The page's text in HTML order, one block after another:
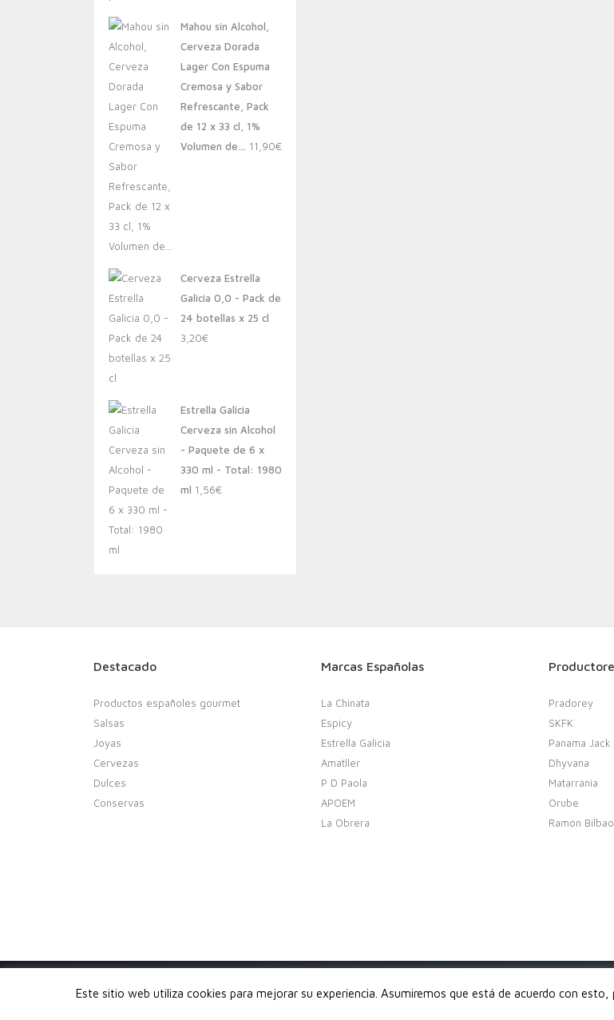
Mahou sin Alcohol,
Cerveza Dorada
Lager Con Espuma
Cremosa y Sabor
Refrescante, Pack
de 12 x 33 cl, 1%
Volumen de… 11,90€
Cerveza Estrella
Galicia 0,0 - Pack de
24 botellas x 25 cl
3,20€
Estrella Galicia
Cerveza sin Alcohol
- Paquete de 6 x
330 ml - Total: 1980
ml 1,56€
Destacado
Productos españoles gourmet
Salsas
Joyas
Cervezas
Dulces
Conservas
Marcas Españolas
La Chinata
Espicy
Estrella Galicia
Amatller
P D Paola
APOEM
La Obrera
Pradorey
SKFK
Panama Jack
Dhyvana
Matarrania
Orube
Ramón Bilbao
Copyright 2020. Buenobuenobueno.com - Todos los derechos reservados
Este sitio web utiliza cookies para mejorar su experiencia. Asumiremos que está de acuerdo con